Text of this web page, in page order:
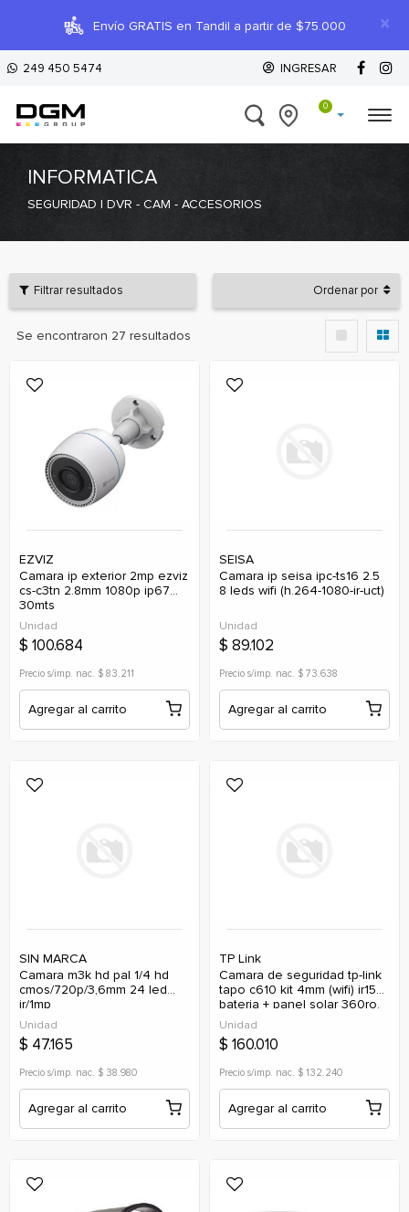
×
Envío GRATIS en Tandil a partir de $75.000
249 450 5474 INGRESAR
0
INFORMATICA
SEGURIDAD | DVR - CAM - ACCESORIOS
Filtrar resultados Ordenar por
Se encontraron 27 resultados
EZVIZ
camara ip exterior 2mp ezviz
cs-c3tn 2.8mm 1080p ip67
30mts
Unidad
$ 100.684
Precio s/imp. nac. $ 83.211
Agregar al carrito
SEISA
camara ip seisa ipc-ts16 2.5
8 leds wifi (h.264-1080-ir-uct)
Unidad
$ 89.102
Precio s/imp. nac. $ 73.638
Agregar al carrito
SIN MARCA
camara m3k hd pal 1/4 hd
cmos/720p/3,6mm 24 led
ir/1mp
Unidad
$ 47.165
Precio s/imp. nac. $ 38.980
Agregar al carrito
TP Link
camara de seguridad tp-link
tapo c610 kit 4mm (wifi) ir15
bateria + panel solar 360ro.
2k (ip)
Unidad
$ 160.010
Precio s/imp. nac. $ 132.240
Agregar al carrito